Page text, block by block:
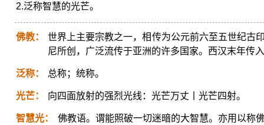
2.泛称智慧的光芒。
佛教：
世界上主要宗教之一，相传为公元前六至五世纪古
尼所创，广泛流传于亚洲的许多国家。西汉末年传
泛称： 总称；统称。
光芒： 向四面放射的强烈光线：光芒万丈丨光芒四射。
智慧光： 佛教语。谓能照破一切迷暗的大智慧。亦用以称